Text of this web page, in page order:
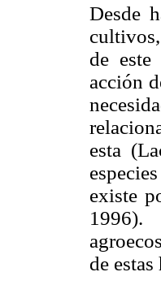
Desde
de
acción
esta
existe
de